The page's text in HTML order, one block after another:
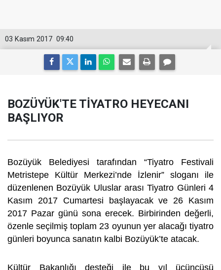
09:40
03 Kasım 2017
BOZÜYÜK'TE TİYATRO HEYECANI
BAŞLIYOR
Bozüyük Belediyesi tarafından “Tiyatro Festivali
Metristepe Kültür Merkezi’nde İzlenir” sloganı ile
düzenlenen Bozüyük Uluslar arası Tiyatro Günleri 4
Kasım 2017 Cumartesi başlayacak ve 26 Kasım
2017 Pazar günü sona erecek. Birbirinden değerli,
özenle seçilmiş toplam 23 oyunun yer alacağı tiyatro
günleri boyunca sanatın kalbi Bozüyük’te atacak.
Kültür Bakanlığı desteği ile bu yıl üçüncüsü